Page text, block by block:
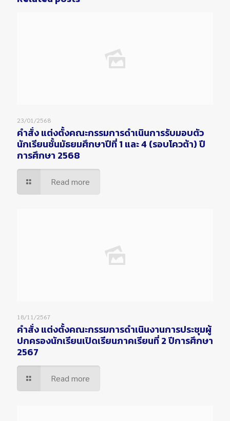
23/01/2568
คำสั่ง แต่งตั้งคณะกรรมการดำเนินการรับมอบตัว
นักเรียนชั้นมัธยมศึกษาปีที่ 1 และ 4 (รอบโควต้า) ปี
การศึกษา 2568
Read more
18/11/2567
คำสั่ง แต่งตั้งคณะกรรมการดำเนินงานการประชุมผู้
ปกครองนักเรียนเปิดเรียนภาคเรียนที่ 2 ปีการศึกษา
2567
Read more